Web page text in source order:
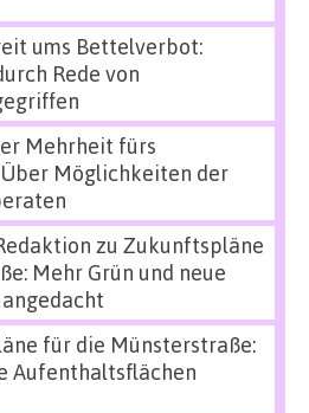
ums Bettelverbot:
Rede von
Mehrheit fürs
Möglichkeiten der
zu Zukunftspläne
Mehr Grün und neue
für die Münsterstraße:
Aufenthaltsflächen